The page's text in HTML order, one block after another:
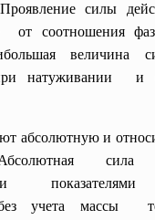
Проявление силы
от соотношения
величина
при натуживании и
абсолютную и
сила
учета массы